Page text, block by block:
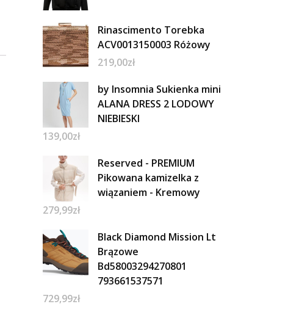
Rinascimento Torebka
ACV0013150003 Różowy
219,00zł
by Insomnia Sukienka mini
ALANA DRESS 2 LODOWY
NIEBIESKI
139,00zł
Reserved - PREMIUM
Pikowana kamizelka z
wiązaniem - Kremowy
279,99zł
Black Diamond Mission Lt
Brązowe
Bd58003294270801
793661537571
729,99zł